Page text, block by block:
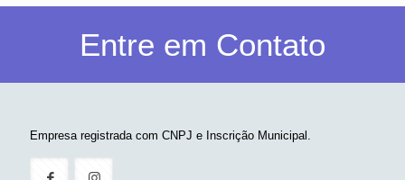
Entre em Contato
Empresa registrada com CNPJ e Inscrição Municipal.